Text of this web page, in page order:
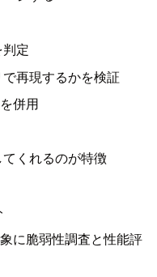
定
再現するかを検証
併用
くれるのが特徴
に脆弱性調査と性能評